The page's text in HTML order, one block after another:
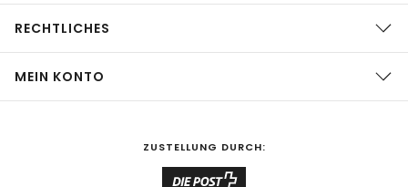
RECHTLICHES
MEIN KONTO
ZUSTELLUNG DURCH: